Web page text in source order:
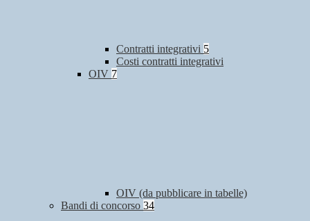
Contratti integrativi 5
Costi contratti integrativi
OIV 7
OIV (da pubblicare in tabelle)
Bandi di concorso 34